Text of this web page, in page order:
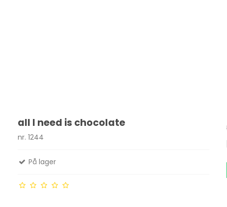
all I need is chocolate
nr. 1244
På lager